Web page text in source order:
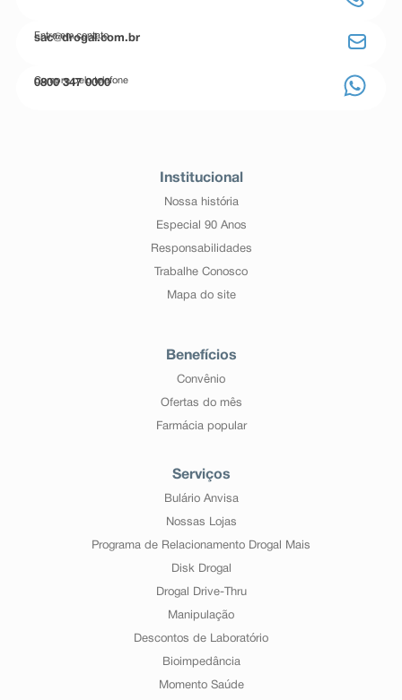
Entre em contato
sac@drogal.com.br
Compre pelo telefone
0800 347 0000
Institucional
Nossa história
Especial 90 Anos
Responsabilidades
Trabalhe Conosco
Mapa do site
Benefícios
Convênio
Ofertas do mês
Farmácia popular
Serviços
Bulário Anvisa
Nossas Lojas
Programa de Relacionamento Drogal Mais
Disk Drogal
Drogal Drive-Thru
Manipulação
Descontos de Laboratório
Bioimpedância
Momento Saúde